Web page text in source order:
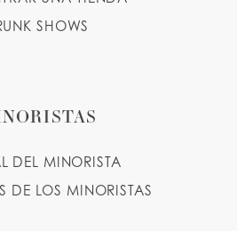
SHOWS
DEL MINORISTA
DE LOS MINORISTAS